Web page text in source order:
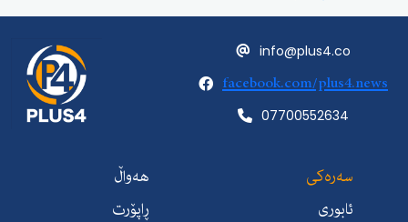
info@plus4.co
facebook.com/plus4.news
07700552634
سەرەکی
هەواڵ
ئابوری
ڕاپۆرت